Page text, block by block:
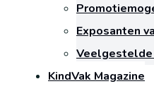
Exposanten
Veelgestelde
KindVak Magazine